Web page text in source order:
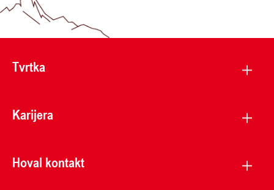
Tvrtka
Karijera
Hoval kontakt